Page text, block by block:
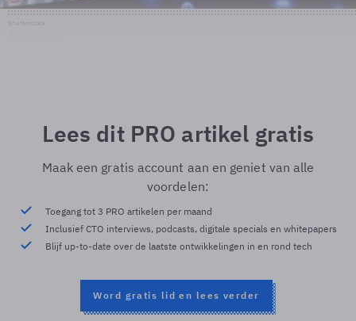
Lees dit PRO artikel gratis
Maak een gratis account aan en geniet van alle
voordelen:
Toegang tot 3 PRO artikelen per maand
Inclusief CTO interviews, podcasts, digitale specials en whitepapers
Blijf up-to-date over de laatste ontwikkelingen in en rond tech
Word gratis lid en lees verder